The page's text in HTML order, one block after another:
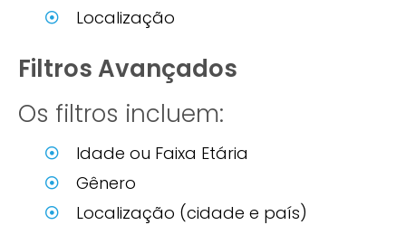
Localização
Filtros Avançados
Os filtros incluem:
Idade ou Faixa Etária
Gênero
Localização (cidade e país)